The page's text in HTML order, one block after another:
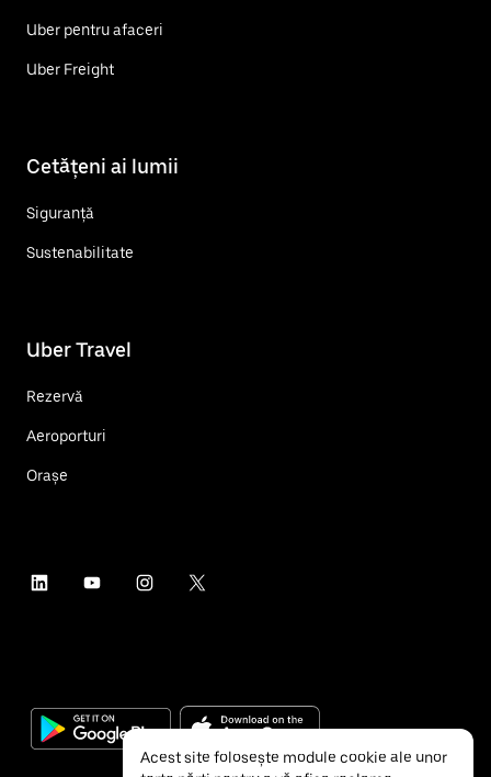
Uber pentru afaceri
Uber Freight
Cetățeni ai lumii
Siguranță
Sustenabilitate
Uber Travel
Rezervă
Aeroporturi
Orașe
Acest site folosește module cookie ale unor